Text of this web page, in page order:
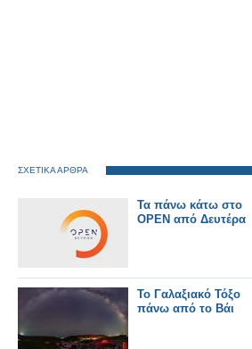
ΣΧΕΤΙΚΑ ΑΡΘΡΑ
Τα πάνω κάτω στο
OPEN από Δευτέρα
Το Γαλαξιακό Τόξο
πάνω από το Βάι